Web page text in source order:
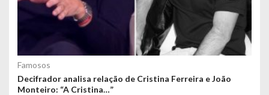
Famosos
Decifrador analisa relação de Cristina Ferreira e João
Monteiro: “A Cristina…”